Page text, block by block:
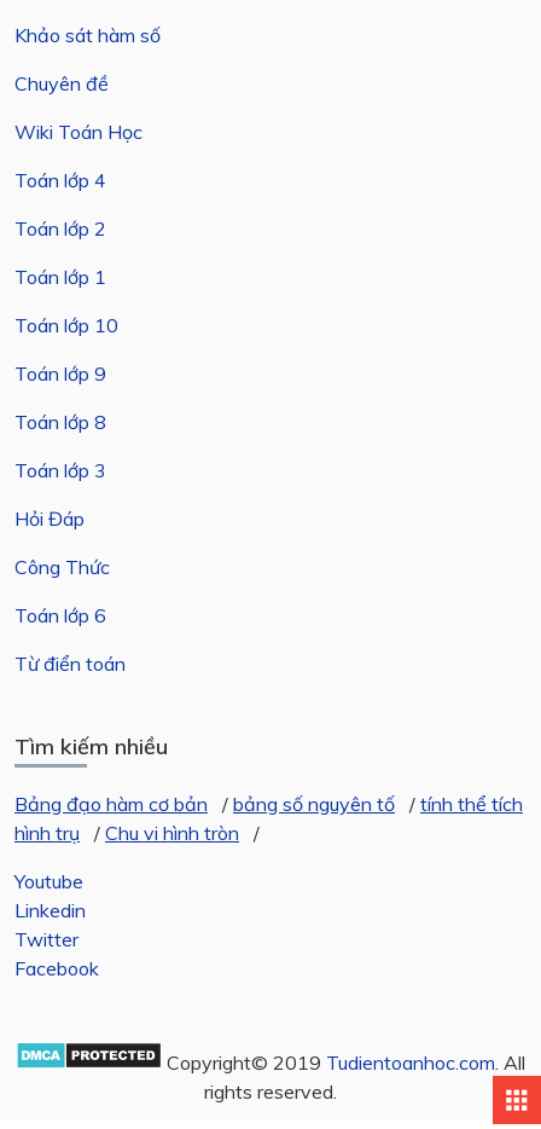
Khảo sát hàm số
Chuyên đề
Wiki Toán Học
Toán lớp 4
Toán lớp 2
Toán lớp 1
Toán lớp 10
Toán lớp 9
Toán lớp 8
Toán lớp 3
Hỏi Đáp
Công Thức
Toán lớp 6
Từ điển toán
Tìm kiếm nhiều
Bảng đạo hàm cơ bản / bảng số nguyên tố / tính thể tích
hình trụ
/ Chu vi hình tròn
/
Youtube
Linkedin
Twitter
Facebook
Copyright© 2019 Tudientoanhoc.com. All
rights reserved.
apps